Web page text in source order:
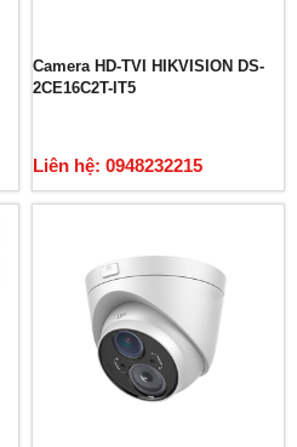
Camera HD-TVI HIKVISION DS-
2CE16C2T-IT5
Liên hệ: 0948232215